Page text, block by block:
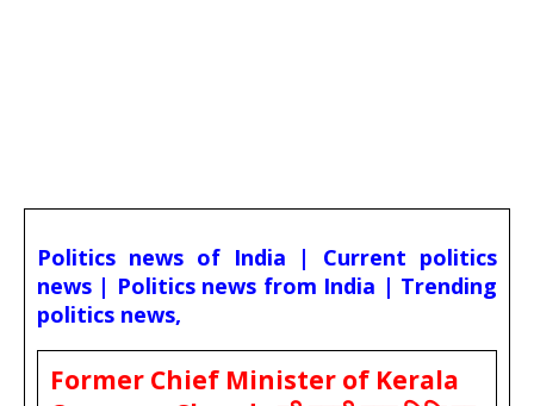
Politics news of India | Current politics
news | Politics news from India | Trending
politics news,
Former Chief Minister of Kerala